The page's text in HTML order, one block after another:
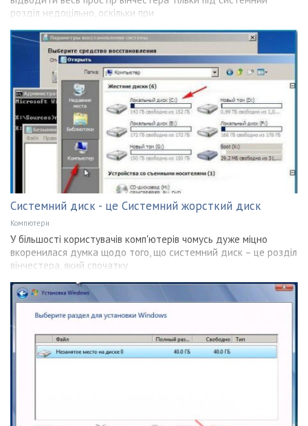
розділ недоцільно, оскільки при
Системний диск - це Системний жорсткий диск
Компютери
У більшості користувачів комп'ютерів чомусь дуже міцно
вкоренилася думка щодо того, що системний диск – це розділ
вінчестера, який спочатку